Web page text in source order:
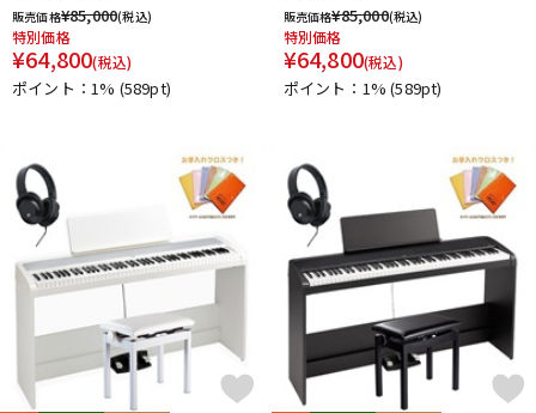
販売価格¥85,000(税込)
特別価格
¥64,800(税込)
ポイント：1% (589pt)
販売価格¥85,000(税込)
特別価格
¥64,800(税込)
ポイント：1%(589pt)